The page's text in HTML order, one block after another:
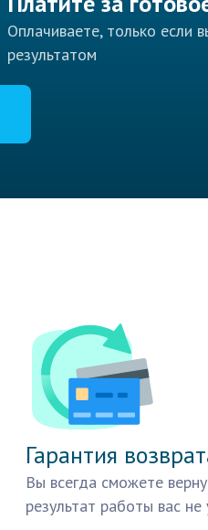
Оплачиваете, только если
результатом
Гарантия
Вы всегда сможете
результат работы вас не